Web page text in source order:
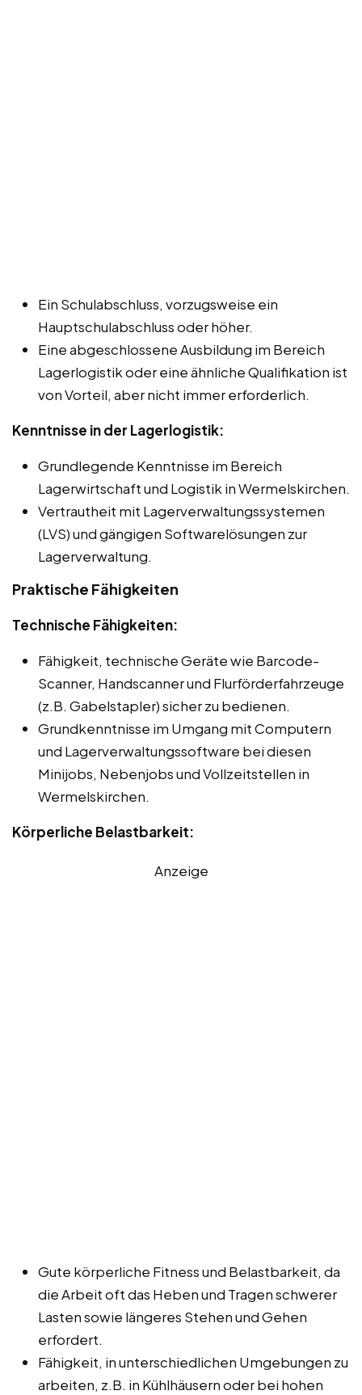
Ein Schulabschluss, vorzugsweise ein
Hauptschulabschluss oder höher.
Eine abgeschlossene Ausbildung im Bereich
Lagerlogistik oder eine ähnliche Qualifikation ist
von Vorteil, aber nicht immer erforderlich.
Kenntnisse in der Lagerlogistik:
Grundlegende Kenntnisse im Bereich
Lagerwirtschaft und Logistik in Wermelskirchen.
Vertrautheit mit Lagerverwaltungssystemen
(LVS) und gängigen Softwarelösungen zur
Lagerverwaltung.
Praktische Fähigkeiten
Technische Fähigkeiten:
Fähigkeit, technische Geräte wie Barcode-
Scanner, Handscanner und Flurförderfahrzeuge
(z.B. Gabelstapler) sicher zu bedienen.
Grundkenntnisse im Umgang mit Computern
und Lagerverwaltungssoftware bei diesen
Minijobs, Nebenjobs und Vollzeitstellen in
Wermelskirchen.
Körperliche Belastbarkeit:
Anzeige
Gute körperliche Fitness und Belastbarkeit, da
die Arbeit oft das Heben und Tragen schwerer
Lasten sowie längeres Stehen und Gehen
erfordert.
Fähigkeit, in unterschiedlichen Umgebungen zu
arbeiten, z.B. in Kühlhäusern oder bei hohen